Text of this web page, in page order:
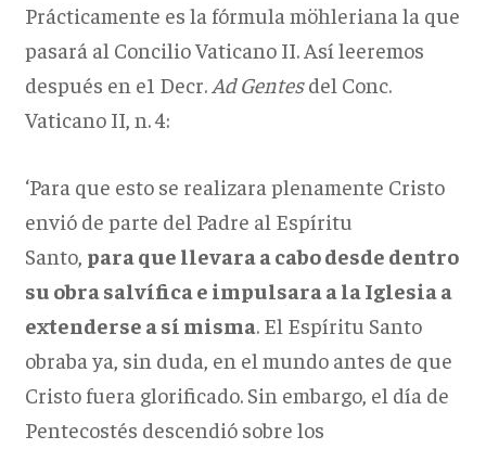
Prácticamente es la fórmula möhleriana la que
pasará al Concilio Vaticano II. Así leeremos
después en e1 Decr. Ad Gentesdel Conc.
Vaticano II, n. 4:
‘Para que esto se realizara plenamente Cristo
envió de parte del Padre al Espíritu
Santo, para que llevara a cabo desde dentro
su obra salvífica e impulsara a la Iglesia a
extenderse a sí misma. El Espíritu Santo
obraba ya, sin duda, en el mundo antes de que
Cristo fuera glorificado. Sin embargo, el día de
Pentecostés descendió sobre los